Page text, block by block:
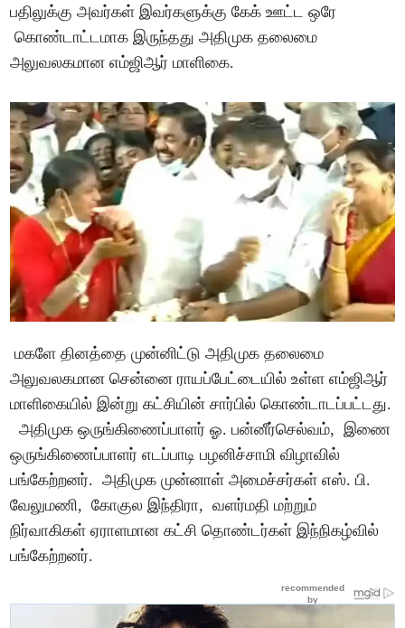
பதிலுக்கு அவர்கள் இவர்களுக்கு கேக் ஊட்ட ஒரே
கொண்டாட்டமாக இருந்தது அதிமுக தலைமை
அலுவலகமான எம்ஜிஆர் மாளிகை.
மகளே தினத்தை முன்னிட்டு அதிமுக தலைமை
அலுவலகமான சென்னை ராயப்பேட்டையில் உள்ள எம்ஜிஆர்
மாளிகையில் இன்று கட்சியின் சார்பில் கொண்டாடப்பட்டது.
அதிமுக ஒருங்கிணைப்பாளர் ஓ. பன்னீர்செல்வம், இணை
ஒருங்கிணைப்பாளர் எடப்பாடி பழனிச்சாமி விழாவில்
பங்கேற்றனர். அதிமுக முன்னாள் அமைச்சர்கள் எஸ். பி.
வேலுமணி, கோகுல இந்திரா, வளர்மதி மற்றும்
நிர்வாகிகள் ஏராளமான கட்சி தொண்டர்கள் இந்நிகழ்வில்
பங்கேற்றனர்.